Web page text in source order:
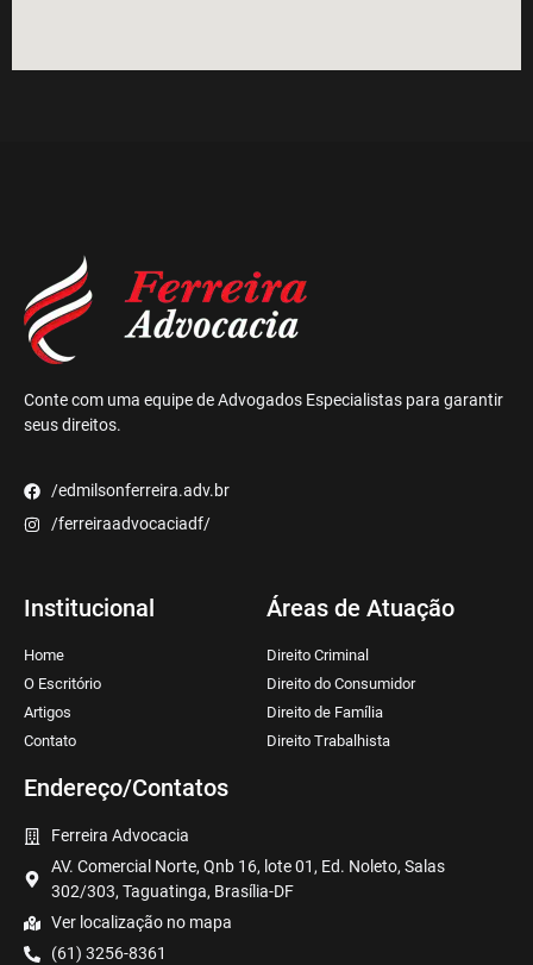
Conte com uma equipe de Advogados Especialistas para garantir
seus direitos.
/edmilsonferreira.adv.br
/ferreiraadvocaciadf/
Institucional
Home
O Escritório
Artigos
Contato
Áreas de Atuação
Direito Criminal
Direito do Consumidor
Direito de Família
Direito Trabalhista
Endereço/Contatos
Ferreira Advocacia
AV. Comercial Norte, Qnb 16, lote 01, Ed. Noleto, Salas
302/303, Taguatinga, Brasília-DF
Ver localização no mapa
(61) 3256-8361